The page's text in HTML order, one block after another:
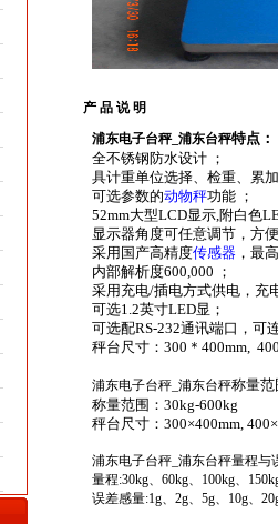
产 品 说 明
浦东电子台秤_ 浦东台秤特点：
全不锈钢防水设计 ；
具计重单位选择、检重、累
可选参数的动物秤功能 ；
52mm大型LCD显示,附白色
显示器角度可任意调节，方
采用国产高精度传感器 ，最
内部解析度600,000 ；
采用充电/插电方式供电，充
可选1.2英寸LED显；
可选配RS-232通讯端口，可
秤台尺寸：300＊400mm,
浦东电子台秤 浦东台秤称量范
称量范围：30kg-600kg
秤台尺寸：300×400mm,
浦东电子台秤_浦东台秤量程与
量程:30kg、60kg、100kg、
误差感量:1g、2g、5g、10g、